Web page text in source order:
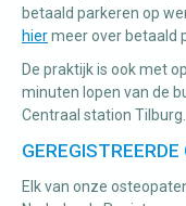
betaald parkeren op
hiermeer over betaald
De praktijk is ook met
minuten lopen van de
Centraal station Tilburg.
Elk van onze